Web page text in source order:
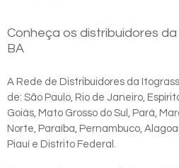
Conheça os distribuidores
BA
A Rede de Distribuidores da
de: São Paulo, Rio de Janeiro,
Goiás, Mato Grosso do Sul, Pará,
Norte, Paraíba, Pernambuco,
Piauí e Distrito Federal.